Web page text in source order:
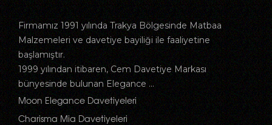
Firmamız 1991 yılında Trakya Bölgesinde Matbaa
Malzemeleri ve davetiye bayiliği ile faaliyetine
başlamıştır.
1999 yılından itibaren, Cem Davetiye Markası
bünyesinde bulunan Elegance ...
Moon Elegance Davetiyeleri
Charisma Mia Davetiyeleri